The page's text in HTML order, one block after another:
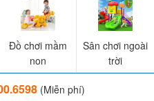
dáng chính: bể bơi phao hình
nhật và hình tròn là phổ biến
cũng có một số mẫu có thiết kế
em hình oval, hồ bơi phao hình
Đồ chơi mầm
non
Sân chơi ngoài
trời
(Miễn phí)